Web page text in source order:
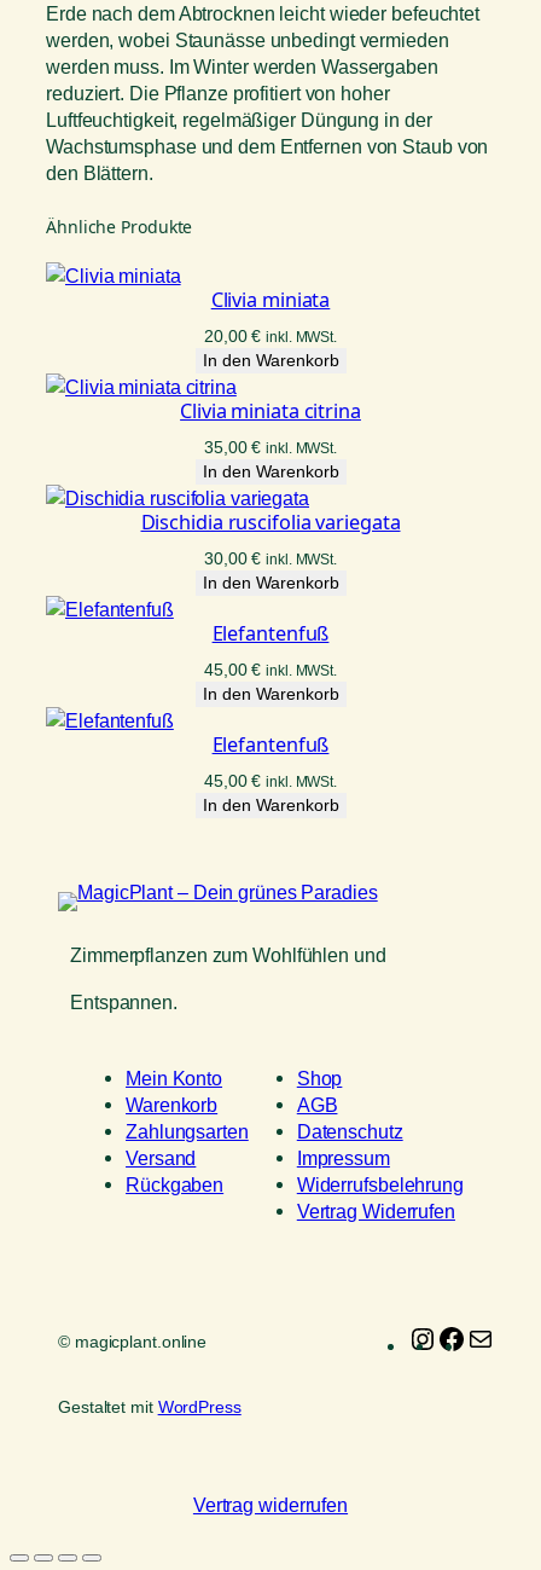
Erde nach dem Abtrocknen leicht wieder befeuchtet
werden, wobei Staunässe unbedingt vermieden
werden muss. Im Winter werden Wassergaben
reduziert. Die Pflanze profitiert von hoher
Luftfeuchtigkeit, regelmäßiger Düngung in der
Wachstumsphase und dem Entfernen von Staub von
den Blättern.
Ähnliche Produkte
Clivia miniata
20,00€ inkl. MWSt.
In den Warenkorb
Clivia miniata citrina
35,00€ inkl. MWSt.
In den Warenkorb
Dischidia ruscifolia variegata
30,00€ inkl. MWSt.
In den Warenkorb
Elefantenfuß
45,00€ inkl. MWSt.
In den Warenkorb
Elefantenfuß
45,00€ inkl. MWSt.
In den Warenkorb
Zimmerpflanzen zum Wohlfühlen und
Entspannen.
Mein Konto
Warenkorb
Zahlungsarten
Versand
Rückgaben
Shop
AGB
Datenschutz
Impressum
Widerrufsbelehrung
Vertrag Widerrufen
© magicplant.online Instagram
Gestaltet mit WordPress
Vertrag widerrufen